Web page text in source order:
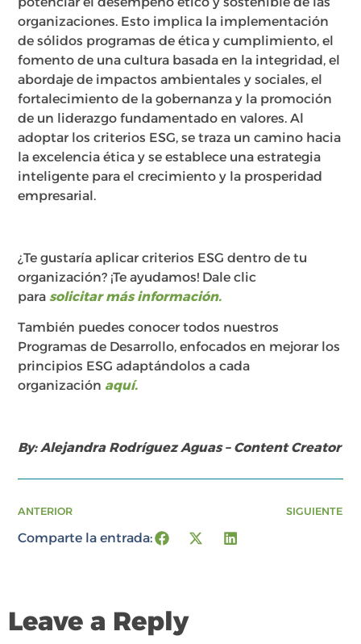
organizaciones. Esto implica la implementación
de sólidos programas de ética y cumplimiento, el
fomento de una cultura basada en la integridad, el
abordaje de impactos ambientales y sociales, el
fortalecimiento de la gobernanza y la promoción
de un liderazgo fundamentado en valores. Al
adoptar los criterios ESG, se traza un camino hacia
la excelencia ética y se establece una estrategia
inteligente para el crecimiento y la prosperidad
empresarial.
¿Te gustaría aplicar criterios ESG dentro de tu
organización? ¡Te ayudamos! Dale clic
parasolicitar más información.
También puedes conocer todos nuestros
Programas de Desarrollo, enfocados en mejorar los
principios ESG adaptándolos a cada
organización aquí.
By: Alejandra Rodríguez Aguas – Content Creator
ANTERIOR SIGUIENTE
Comparte la entrada:
Leave a Reply